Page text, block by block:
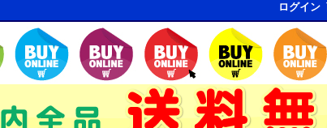
ログイン